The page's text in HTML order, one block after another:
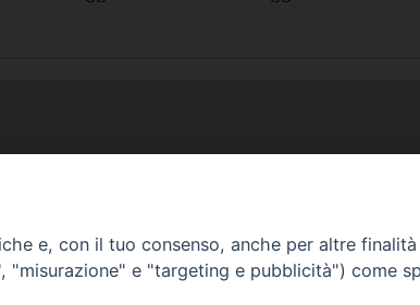
e, con il tuo consenso, anche per altre
e "targeting e pubblicità") come